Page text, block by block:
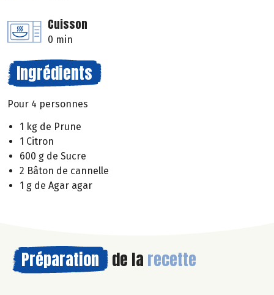
Cuisson
0 min
Ingrédients
Pour 4 personnes
1 kg de Prune
1 Citron
600 g de Sucre
2 Bâton de cannelle
1 g de Agar agar
Préparation de la recette